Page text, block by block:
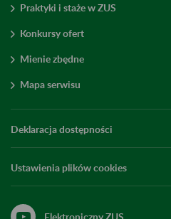
Praktyki i staże w ZUS
Konkursy ofert
Mienie zbędne
Mapa serwisu
Deklaracja dostępności
Ustawienia plików cookies
Elektroniczny ZUS